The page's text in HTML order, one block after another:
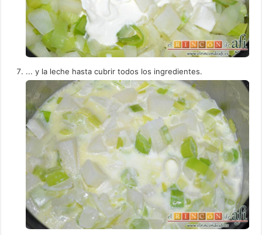
... y la leche hasta cubrir todos los ingredientes.